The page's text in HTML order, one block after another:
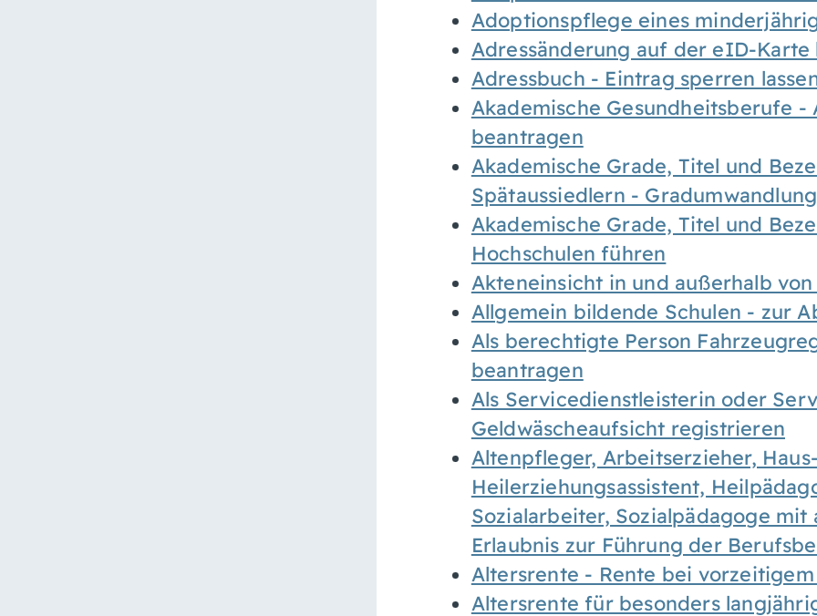
Adoptionspflege eines
Adressänderung auf der eID-Karte
Adressbuch - Eintrag sperren
Akademische Gesundheitsberufe
beantragen
Akademische Grade, Titel und
Spätaussiedlern -
Akademische Grade, Titel und
Hochschulen führen
Akteneinsicht in und außerhalb
Allgemein bildende Schulen - zur
Als berechtigte Person
beantragen
Als Servicedienstleisterin oder
Geldwäscheaufsicht registrieren
Altenpfleger, Arbeitserzieher,
Heilerziehungsassistent,
Sozialarbeiter, Sozialpädagoge
Erlaubnis zur Führung der
Altersrente - Rente bei
Altersrente für besonders